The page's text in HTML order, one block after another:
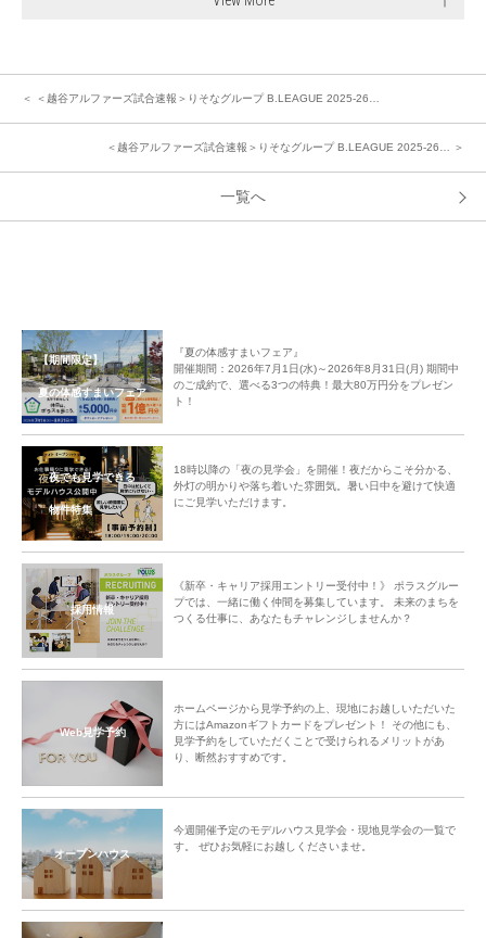
＜ ＜越谷アルファーズ試合速報＞りそなグループ B.LEAGUE 2025-26…
＜越谷アルファーズ試合速報＞りそなグループ B.LEAGUE 2025-26… ＞
一覧へ
【期間限定】
夏の体感すまいフェア
『夏の体感すまいフェア』
開催期間：2026年7月1日(水)～2026年8月31日(月) 期間中
のご成約で、選べる3つの特典！最大80万円分をプレゼン
ト！
夜でも見学できる
物件特集
18時以降の「夜の見学会」を開催！夜だからこそ分かる、
外灯の明かりや落ち着いた雰囲気。暑い日中を避けて快適
にご見学いただけます。
採用情報
《新卒・キャリア採用エントリー受付中！》 ポラスグルー
プでは、一緒に働く仲間を募集しています。 未来のまちを
つくる仕事に、あなたもチャレンジしませんか？
Web見学予約
ホームページから見学予約の上、現地にお越しいただいた
方にはAmazonギフトカードをプレゼント！ その他にも、
見学予約をしていただくことで受けられるメリットがあ
り、断然おすすめです。
オープンハウス
今週開催予定のモデルハウス見学会・現地見学会の一覧で
す。 ぜひお気軽にお越しくださいませ。